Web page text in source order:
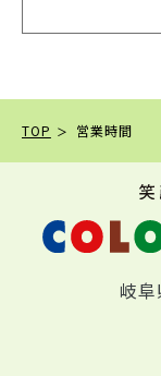
TOP 営業時間
岐